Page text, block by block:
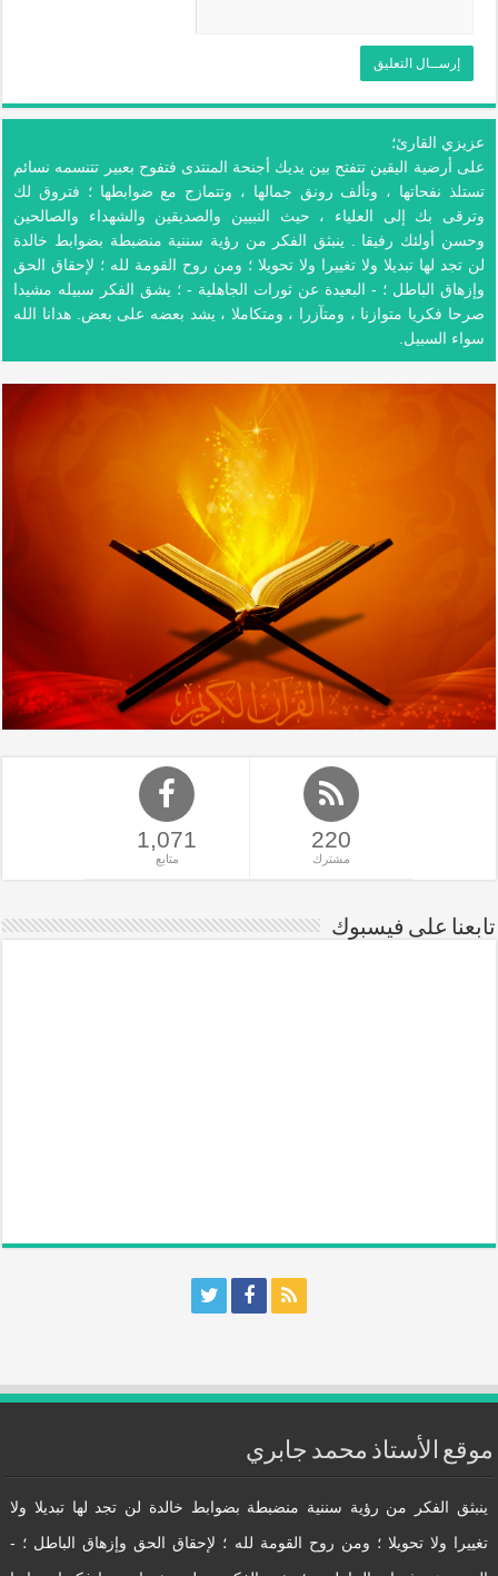
عزيزي القارئ؛
على أرضية اليقين تتفتح بين يديك أجنحة المنتدى فتفوح بعبير تتنسمه نسائم
تستلذ نفحاتها ، وتألف رونق جمالها ، وتتمازج مع ضوابطها ؛ فتروق لك
وترقى بك إلى العلياء ، حيث النبيين والصديقين والشهداء والصالحين
وحسن أولئك رفيقا . ينبثق الفكر من رؤية سننية منضبطة بضوابط خالدة
لن تجد لها تبديلا ولا تغييرا ولا تحويلا ؛ ومن روح القومة لله ؛ لإحقاق الحق
وإزهاق الباطل ؛ - البعيدة عن ثورات الجاهلية - ؛ يشق الفكر سبيله مشيدا
صرحا فكريا متوازنا ، ومتآزرا ، ومتكاملا ، يشد بعضه على بعض. هدانا الله
سواء السبيل.
220
مشترك
1,071
متابع
تابعنا على فيسبوك
موقع الأستاذ محمد جابري
ينبثق الفكر من رؤية سننية منضبطة بضوابط خالدة لن تجد لها تبديلا ولا
تغييرا ولا تحويلا ؛ ومن روح القومة لله ؛ لإحقاق الحق وإزهاق الباطل ؛ -